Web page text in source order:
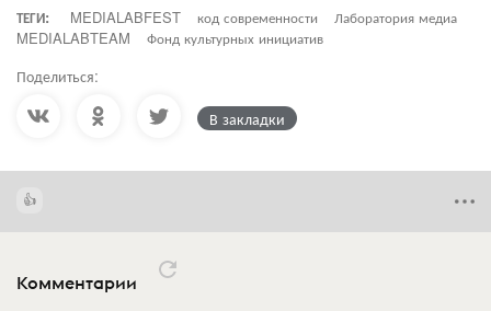
ТЕГИ:
MEDIALABFEST код современности
Лаборатория медиа
MEDIALABTEAM
Фонд культурных инициатив
Поделиться:
В закладки
Комментарии